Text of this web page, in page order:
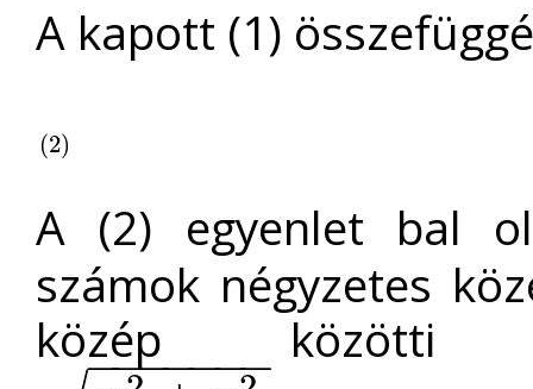
A kapott (1)
(2)
(2)
A (2) egyenlet bal
számok négyzetes
közép közötti
− −
−−−−−